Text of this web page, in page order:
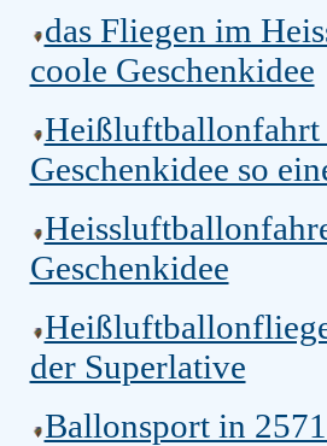
das Fliegen im
coole Geschenkidee
Heißluftballonfahrt
Geschenkidee so
Geschenkidee
der Superlative
Ballonsport in